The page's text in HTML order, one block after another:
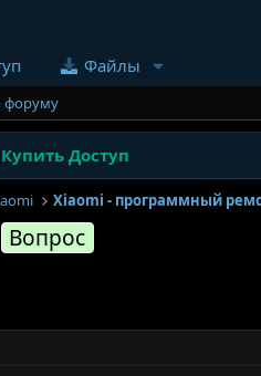
Файлы
форуму
Купить Доступ
Xiaomi - программный
Вопрос